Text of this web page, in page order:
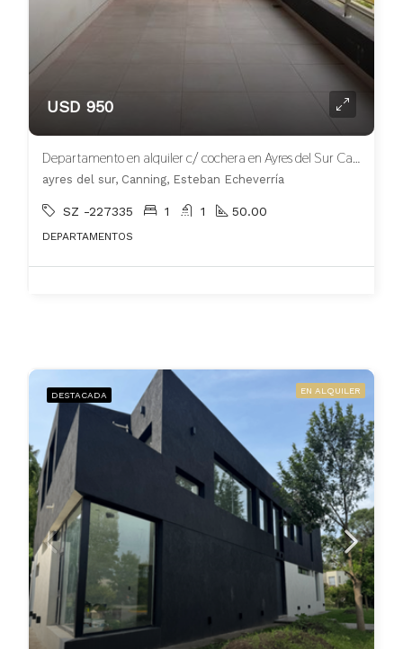
USD 950
Departamento en alquiler c/ cochera en Ayres del Sur Canning
ayres del sur, Canning, Esteban Echeverría
SZ -227335 1 1 50.00
DEPARTAMENTOS
DESTACADA EN ALQUILER